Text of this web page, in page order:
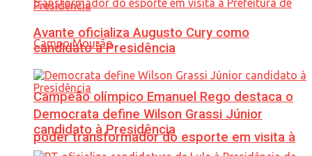
Campeão olímpico Emanuel Rego destaca o
poder transformador do esporte em visita à
Avante oficializa Augusto Cury como
candidato à Presidência
Democrata define Wilson Grassi Júnior
candidato à Presidência